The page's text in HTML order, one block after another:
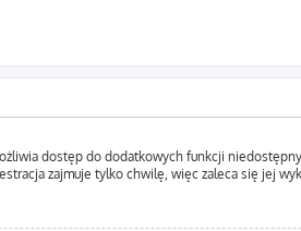
dostęp do dodatkowych funkcji
zajmuje tylko chwilę, więc zaleca się jej